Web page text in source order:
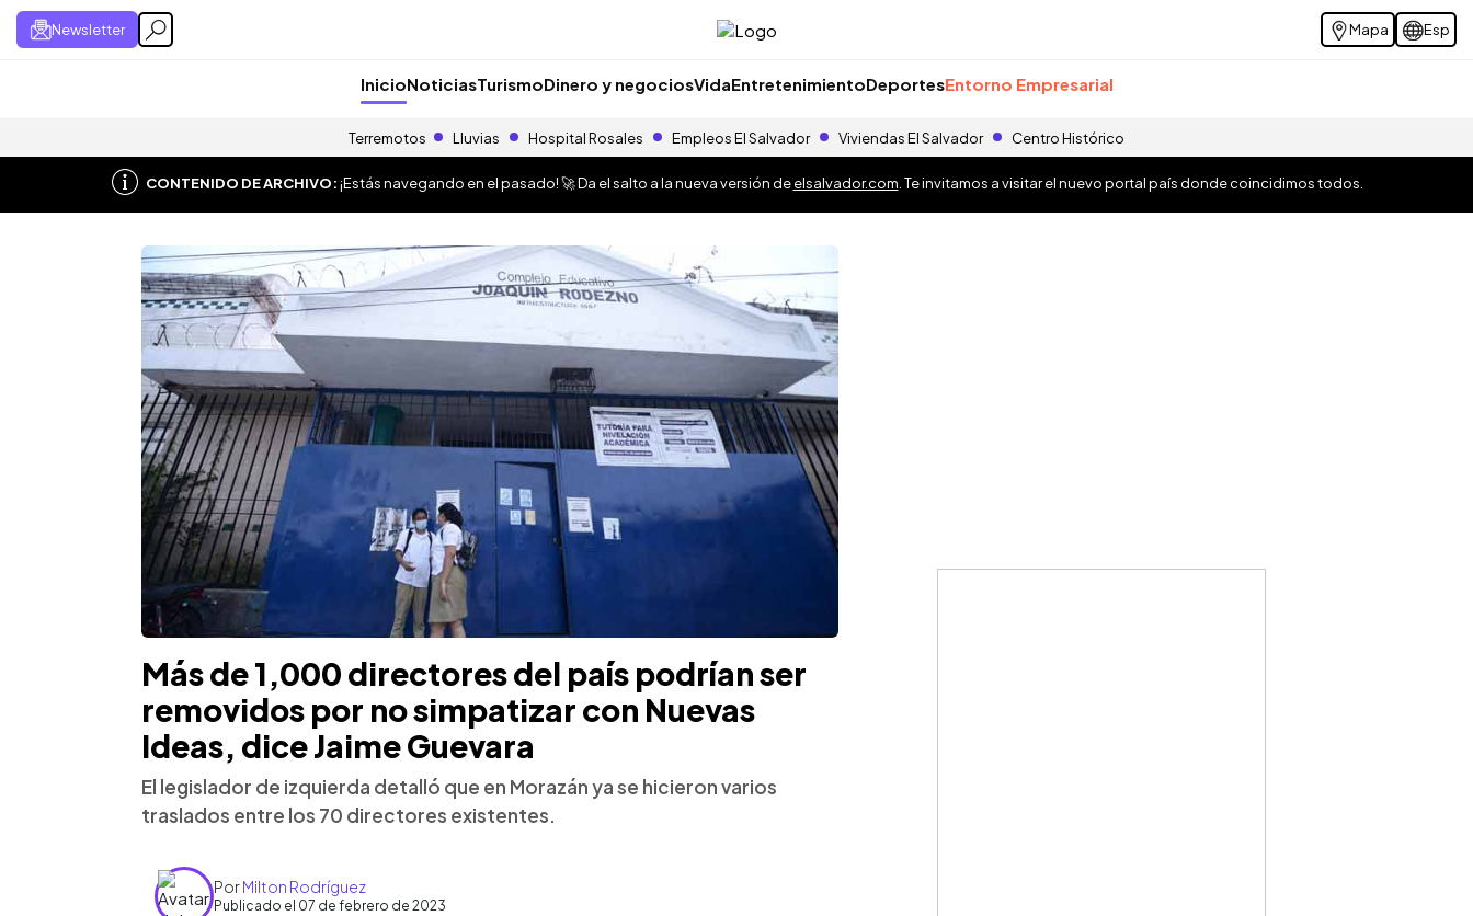
Newsletter Mapa Esp
InicioNoticiasTurismoDinero y negociosVidaEntretenimientoDeportesEntorno Empresarial
Terremotos Lluvias Hospital Rosales Empleos El Salvador Viviendas El Salvador Centro Histórico
CONTENIDO DE ARCHIVO:¡Estás navegando en el pasado! 🚀 Da el salto a la nueva versión deelsalvador.com . Te invitamos a visitar el nuevo portal país donde coincidimos todos.
Más de 1,000 directores del país podrían ser
removidos por no simpatizar con Nuevas
Ideas, dice Jaime Guevara
El legislador de izquierda detalló que en Morazán ya se hicieron varios
traslados entre los 70 directores existentes.
PorMilton Rodríguez
Publicado el 07 de febrero de 2023